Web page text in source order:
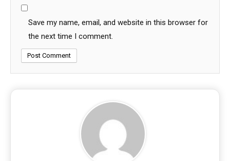
Save my name, email, and website in this browser for
the next time I comment.